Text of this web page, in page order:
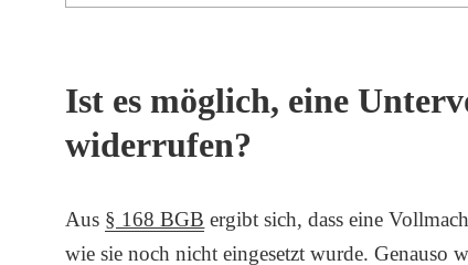
Ist es möglich, eine
widerrufen?
Aus § 168 BGB ergibt sich, dass eine
wie sie noch nicht eingesetzt wurde. Genauso